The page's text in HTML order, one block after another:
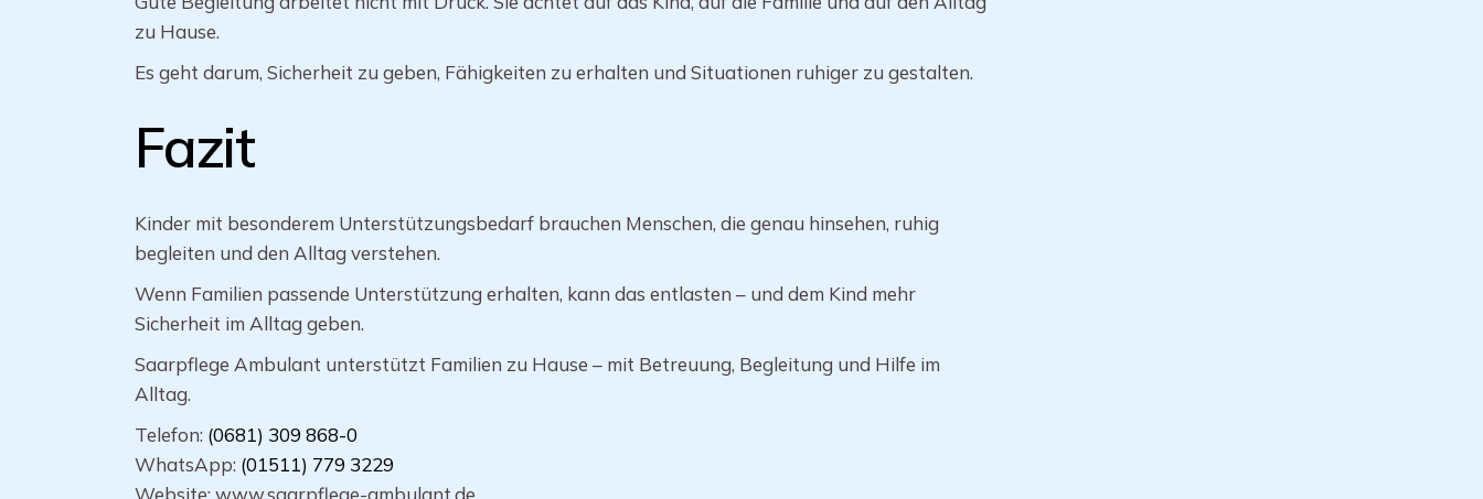
zu Hause.
Es geht darum, Sicherheit zu geben, Fähigkeiten zu erhalten und Situationen ruhiger zu gestalten.
Fazit
Kinder mit besonderem Unterstützungsbedarf brauchen Menschen, die genau hinsehen, ruhig
begleiten und den Alltag verstehen.
Wenn Familien passende Unterstützung erhalten, kann das entlasten – und dem Kind mehr
Sicherheit im Alltag geben.
Saarpflege Ambulant unterstützt Familien zu Hause – mit Betreuung, Begleitung und Hilfe im
Alltag.
Telefon: (0681) 309 868-0
WhatsApp: (01511) 779 3229
Website: www.saarpflege-ambulant.de